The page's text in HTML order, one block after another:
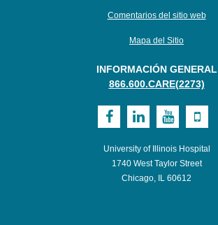
Comentarios del sitio web
Mapa del Sitio
INFORMACIÓN GENERAL
866.600.CARE(2273)
Visit
Health
on
Visit
Health
on
Visit
Health
on
Visit
University of Illinois Hospital
1740 West Taylor Street
Chicago, IL 60612